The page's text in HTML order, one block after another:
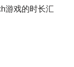
游戏的时长汇